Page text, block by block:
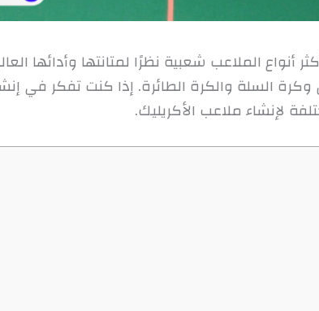
أنواع الملاعب شعبية نظرًا لمتانتها وأدائها
السلة والكرة الطائرة. إذا كنت تفكر في
لإنشاء ملاعب الأكريليك.